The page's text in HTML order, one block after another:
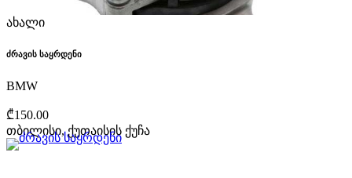
ახალი
ძრავის საყრდენი
BMW
₾150.00
თბილისი, ქუთაისის ქუჩა